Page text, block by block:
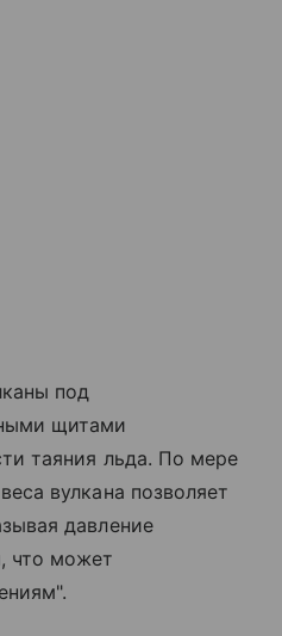
под
щитами
таяния льда. По мере
вулкана позволяет
давление
что может